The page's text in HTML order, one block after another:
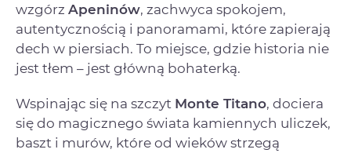
wzgórz Apeninów, zachwyca spokojem,
autentycznością i panoramami, które zapierają
dech w piersiach. To miejsce, gdzie historia nie
jest tłem – jest główną bohaterką.
Wspinając się na szczyt Monte Titano, dociera
się do magicznego świata kamiennych uliczek,
baszt i murów, które od wieków strzegą